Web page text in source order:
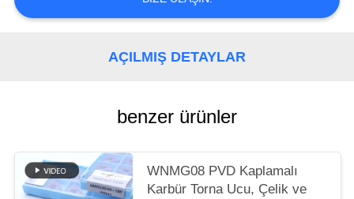
AÇILMIŞ DETAYLAR
benzer ürünler
WNMG08 PVD Kaplamalı
Karbür Torna Ucu, Çelik ve